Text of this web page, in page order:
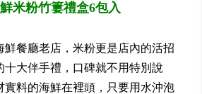
米粉竹簍禮盒6包入
鮮餐廳老店，米粉更是店內的活招
十大伴手禮，口碑就不用特別說
實料的海鮮在裡頭，只要用水沖泡